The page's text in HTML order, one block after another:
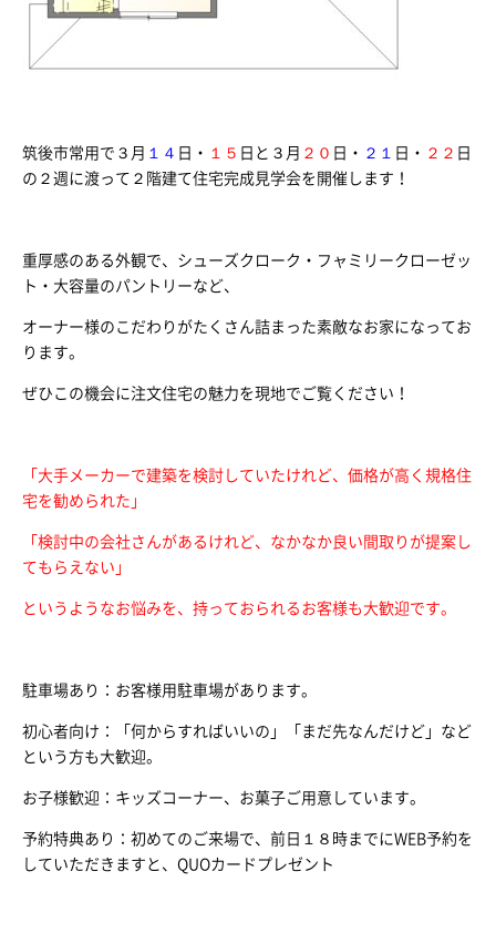
筑後市常用で３月 １４ 日・ １５ 日と３月 ２０ 日・ ２１ 日・ ２２ 日
の２週に渡って２階建て住宅完成見学会を開催します！
重厚感のある外観で、シューズクローク・フャミリークローゼッ
ト・大容量のパントリーなど、
オーナー様のこだわりがたくさん詰まった素敵なお家になってお
ります。
ぜひこの機会に注文住宅の魅力を現地でご覧ください！
「大手メーカーで建築を検討していたけれど、価格が高く規格住
宅を勧められた」
「検討中の会社さんがあるけれど、なかなか良い間取りが提案し
てもらえない」
というようなお悩みを、持っておられるお客様も大歓迎です。
駐車場あり：お客様用駐車場があります。
初心者向け：「何からすればいいの」「まだ先なんだけど」など
という方も大歓迎。
お子様歓迎：キッズコーナー、お菓子ご用意しています。
予約特典あり：初めてのご来場で、前日１８時までにWEB予約を
していただきますと、QUOカードプレゼント